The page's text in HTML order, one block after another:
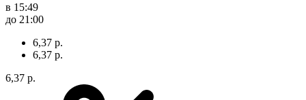
в 15:49
до 21:00
6,37 р.
6,37 р.
6,37 р.